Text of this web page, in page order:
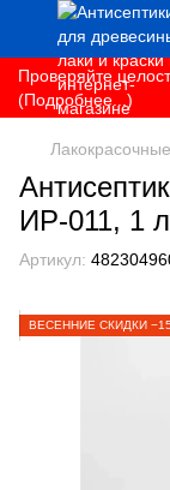
Проверяйте
(Подробнее...)
ИР-011, 1
Артикул:
ВЕСЕННИЕ СКИДКИ